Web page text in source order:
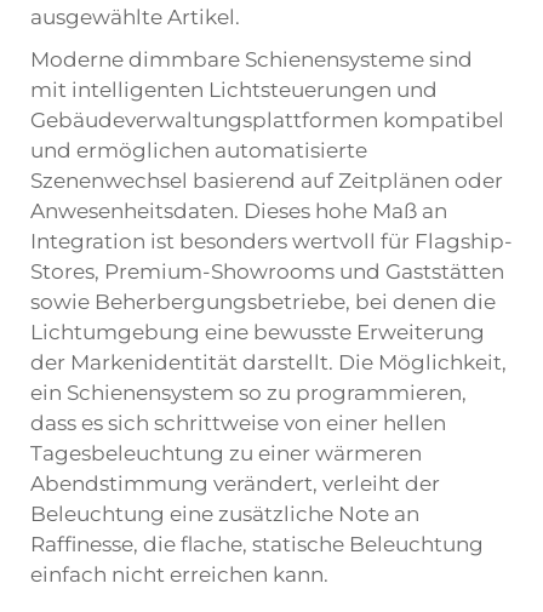
ausgewählte Artikel.
Moderne dimmbare Schienensysteme sind
mit intelligenten Lichtsteuerungen und
Gebäudeverwaltungsplattformen kompatibel
und ermöglichen automatisierte
Szenenwechsel basierend auf Zeitplänen oder
Anwesenheitsdaten. Dieses hohe Maß an
Integration ist besonders wertvoll für Flagship-
Stores, Premium-Showrooms und Gaststätten
sowie Beherbergungsbetriebe, bei denen die
Lichtumgebung eine bewusste Erweiterung
der Markenidentität darstellt. Die Möglichkeit,
ein Schienensystem so zu programmieren,
dass es sich schrittweise von einer hellen
Tagesbeleuchtung zu einer wärmeren
Abendstimmung verändert, verleiht der
Beleuchtung eine zusätzliche Note an
Raffinesse, die flache, statische Beleuchtung
einfach nicht erreichen kann.